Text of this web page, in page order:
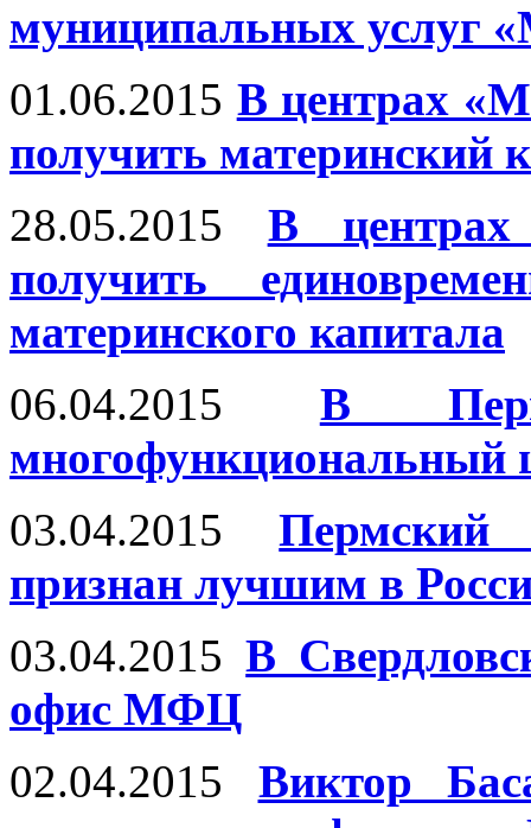
муниципальных услуг
01.06.2015 В центрах
получить материнский
28.05.2015
В
получить
материнского капитала
06.04.2015
В
многофункциональный
03.04.2015
признан лучшим в
03.04.2015 В
офис МФЦ
02.04.2015
Виктор